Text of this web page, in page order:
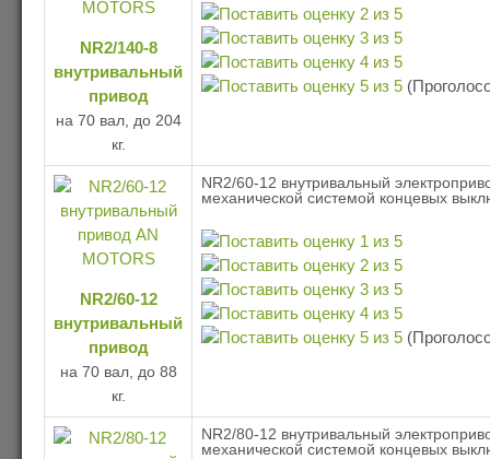
NR2/140-8
внутривальный
привод
на 70 вал, до 204
кг.
NR2/60-12
внутривальный
привод
на 70 вал, до 88
кг.
NR2/60-12 внутривальный
механической системой концевых
NR2/80-12 внутривальный
механической системой концевых